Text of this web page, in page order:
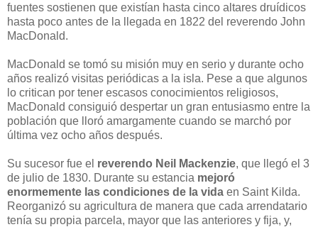
fuentes sostienen que existían hasta cinco altares druídicos
hasta poco antes de la llegada en 1822 del reverendo John
MacDonald.
MacDonald se tomó su misión muy en serio y durante ocho
años realizó visitas periódicas a la isla. Pese a que algunos
lo critican por tener escasos conocimientos religiosos,
MacDonald consiguió despertar un gran entusiasmo entre la
población que lloró amargamente cuando se marchó por
última vez ocho años después.
Su sucesor fue el reverendo Neil Mackenzie, que llegó el 3
de julio de 1830. Durante su estancia mejoró
enormemente las condiciones de la vida en Saint Kilda.
Reorganizó su agricultura de manera que cada arrendatario
tenía su propia parcela, mayor que las anteriores y fija, y,